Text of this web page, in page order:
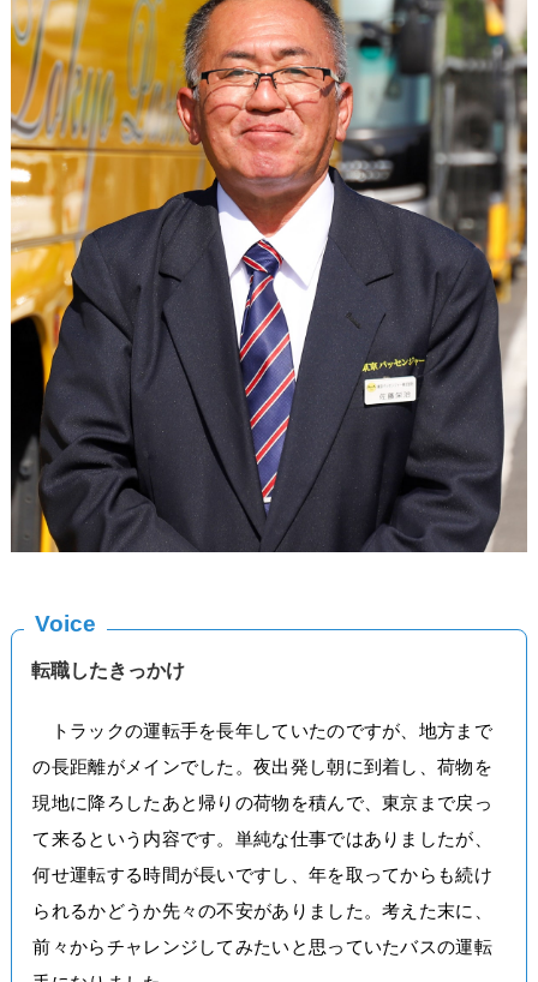
Voice
転職したきっかけ
トラックの運転手を長年していたのですが、地方まで
の長距離がメインでした。夜出発し朝に到着し、荷物を
現地に降ろしたあと帰りの荷物を積んで、東京まで戻っ
て来るという内容です。単純な仕事ではありましたが、
何せ運転する時間が長いですし、年を取ってからも続け
られるかどうか先々の不安がありました。考えた末に、
前々からチャレンジしてみたいと思っていたバスの運転